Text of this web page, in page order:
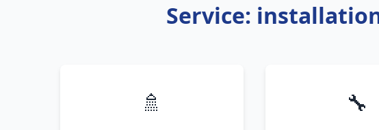
Service:
🚿 🔧